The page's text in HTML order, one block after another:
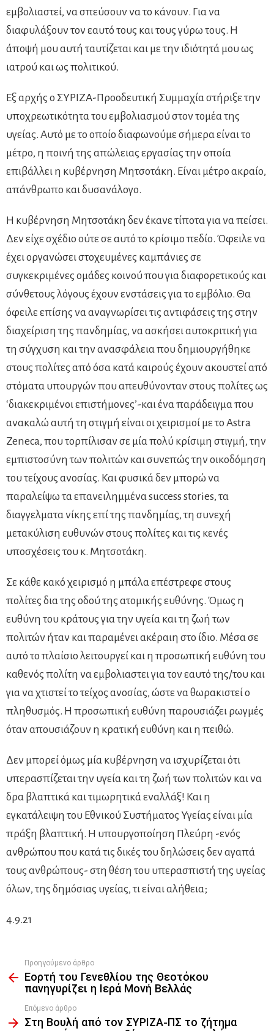
εμβολιαστεί, να σπεύσουν να το κάνουν. Για να
διαφυλάξουν τον εαυτό τους και τους γύρω τους. Η
άποψή μου αυτή ταυτίζεται και με την ιδιότητά μου ως
ιατρού και ως πολιτικού.
Εξ αρχής ο ΣΥΡΙΖΑ-Προοδευτική Συμμαχία στήριξε την
υποχρεωτικότητα του εμβολιασμού στον τομέα της
υγείας. Αυτό με το οποίο διαφωνούμε σήμερα είναι το
μέτρο, η ποινή της απώλειας εργασίας την οποία
επιβάλλει η κυβέρνηση Μητσοτάκη. Είναι μέτρο ακραίο,
απάνθρωπο και δυσανάλογο.
Η κυβέρνηση Μητσοτάκη δεν έκανε τίποτα για να πείσει.
Δεν είχε σχέδιο ούτε σε αυτό το κρίσιμο πεδίο. Όφειλε να
έχει οργανώσει στοχευμένες καμπάνιες σε
συγκεκριμένες ομάδες κοινού που για διαφορετικούς και
σύνθετους λόγους έχουν ενστάσεις για το εμβόλιο. Θα
όφειλε επίσης να αναγνωρίσει τις αντιφάσεις της στην
διαχείριση της πανδημίας, να ασκήσει αυτοκριτική για
τη σύγχυση και την ανασφάλεια που δημιουργήθηκε
στους πολίτες από όσα κατά καιρούς έχουν ακουστεί από
στόματα υπουργών που απευθύνονταν στους πολίτες ως
‘διακεκριμένοι επιστήμονες’-και ένα παράδειγμα που
ανακαλώ αυτή τη στιγμή είναι οι χειρισμοί με το Astra
Zeneca, που τορπίλισαν σε μία πολύ κρίσιμη στιγμή, την
εμπιστοσύνη των πολιτών και συνεπώς την οικοδόμηση
του τείχους ανοσίας. Και φυσικά δεν μπορώ να
παραλείψω τα επανειλημμένα success stories, τα
διαγγελματα νίκης επί της πανδημίας, τη συνεχή
μετακύλιση ευθυνών στους πολίτες και τις κενές
υποσχέσεις του κ. Μητσοτάκη.
Σε κάθε κακό χειρισμό η μπάλα επέστρεφε στους
πολίτες δια της οδού της ατομικής ευθύνης. Όμως η
ευθύνη του κράτους για την υγεία και τη ζωή των
πολιτών ήταν και παραμένει ακέραιη στο ίδιο. Μέσα σε
αυτό το πλαίσιο λειτουργεί και η προσωπική ευθύνη του
καθενός πολίτη να εμβολιαστει για τον εαυτό της/του και
για να χτιστεί το τείχος ανοσίας, ώστε να θωρακιστεί ο
πληθυσμός. Η προσωπική ευθύνη παρουσιάζει ρωγμές
όταν απουσιάζουν η κρατική ευθύνη και η πειθώ.
Δεν μπορεί όμως μία κυβέρνηση να ισχυρίζεται ότι
υπερασπίζεται την υγεία και τη ζωή των πολιτών και να
δρα βλαπτικά και τιμωρητικά εναλλάξ! Και η
εγκατάλειψη του Εθνικού Συστήματος Υγείας είναι μία
πράξη βλαπτική. Η υπουργοποίηση Πλεύρη -ενός
ανθρώπου που κατά τις δικές του δηλώσεις δεν αγαπά
τους ανθρώπους- στη θέση του υπερασπιστή της υγείας
όλων, της δημόσιας υγείας, τι είναι αλήθεια;
4.9.21
more
Προηγούμενο άρθρο
Εορτή του Γενεθλίου της Θεοτόκου
πανηγυρίζει η Ιερά Μονή Βελλάς
Επόμενο άρθρο
Στη Βουλή από τον ΣΥΡΙΖΑ-ΠΣ το ζήτημα